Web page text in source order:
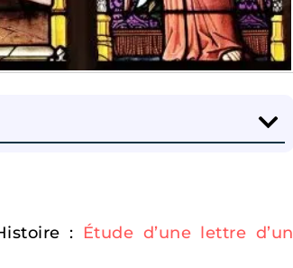
: Étude d’une lettre d’un